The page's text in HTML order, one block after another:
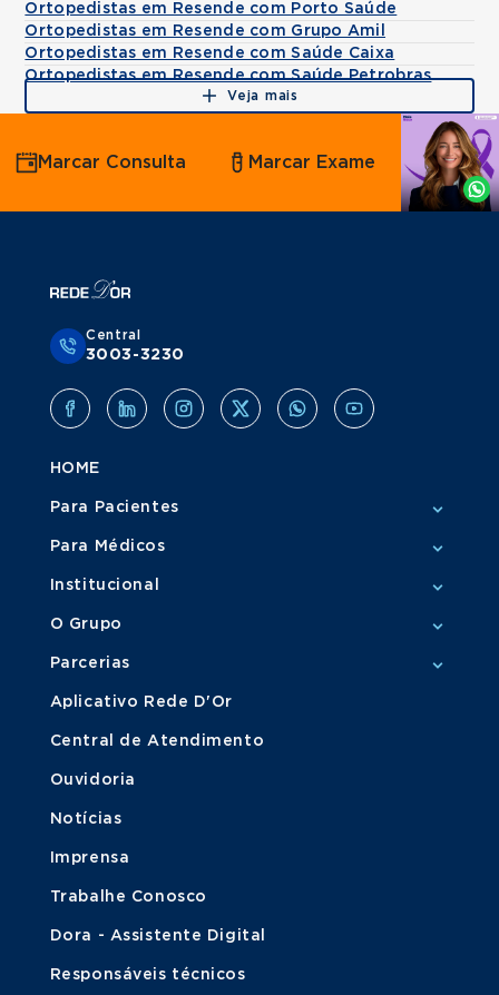
Ortopedistas em Resende com Porto Saúde
Ortopedistas em Resende com Grupo Amil
Ortopedistas em Resende com Saúde Caixa
Ortopedistas em Resende com Saúde Petrobras
Veja mais
Agende
por
Whatsapp
Marcar Consulta Marcar Exame
Central
3003-3230
HOME
Para Pacientes
Para Médicos
Institucional
O Grupo
Parcerias
Aplicativo Rede D'Or
Central de Atendimento
Ouvidoria
Notícias
Imprensa
Trabalhe Conosco
Dora - Assistente Digital
Responsáveis técnicos